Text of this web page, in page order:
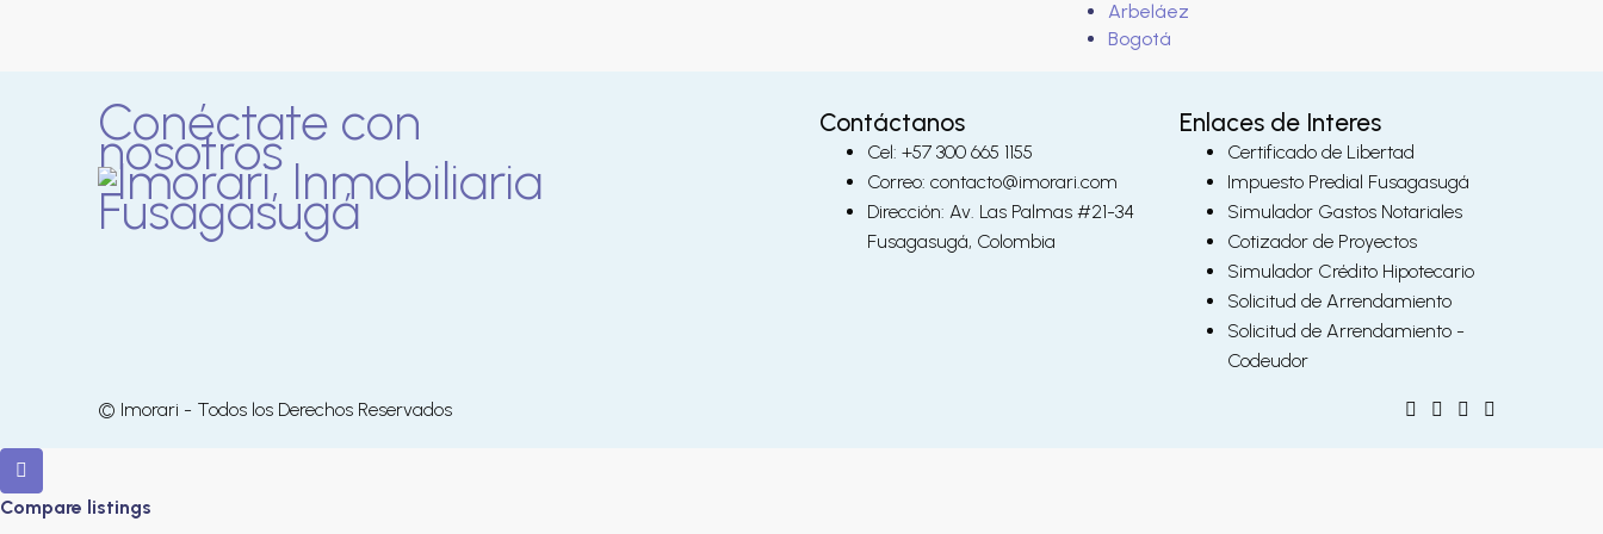
Arbeláez
Bogotá
Conéctate con
nosotros Contáctanos
Cel: +57 300 665 1155
Correo: contacto@imorari.com
Dirección: Av. Las Palmas #21-34
Fusagasugá, Colombia
Enlaces de Interes
Certificado de Libertad
Impuesto Predial Fusagasugá
Simulador Gastos Notariales
Cotizador de Proyectos
Simulador Crédito Hipotecario
Solicitud de Arrendamiento
Solicitud de Arrendamiento -
Codeudor
© Imorari - Todos los Derechos Reservados
Compare listings